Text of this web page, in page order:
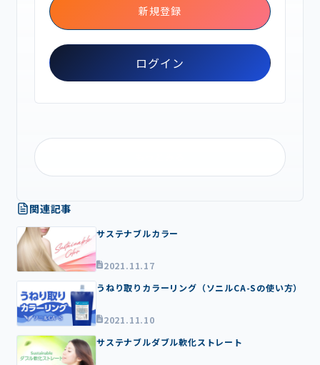
新規登録
ログイン
関連記事
サステナブルカラー
2021.11.17
うねり取りカラーリング（ソニルCA-Sの使い方）
2021.11.10
サステナブルダブル軟化ストレート